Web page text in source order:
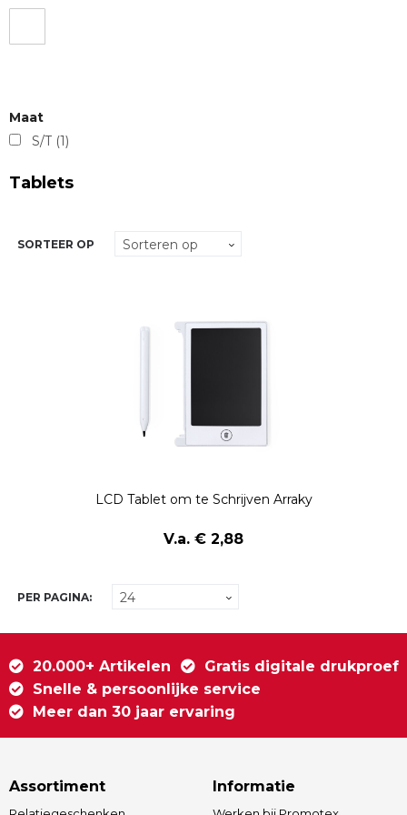
Maat
S/T (1)
Tablets
SORTEER OP
LCD Tablet om te Schrijven Arraky
V.a. € 2,88
PER PAGINA:
20.000+ Artikelen
Gratis digitale drukproef
Snelle & persoonlijke service
Meer dan 30 jaar ervaring
Assortiment Informatie